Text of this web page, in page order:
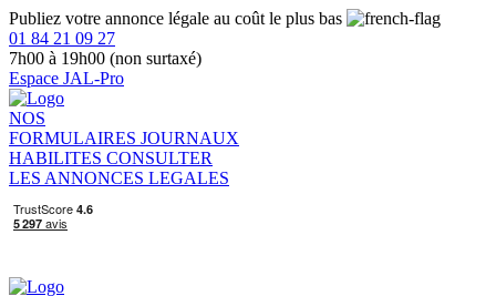
Publiez votre annonce légale au coût le plus bas
01 84 21 09 27
7h00 à 19h00 (non surtaxé)
Espace JAL-Pro
NOS
FORMULAIRES JOURNAUX
HABILITES CONSULTER
LES ANNONCES LEGALES